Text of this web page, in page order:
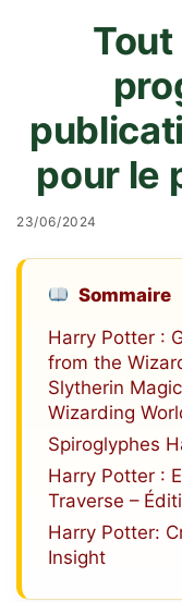
pour le
23/06/2024
Sommaire
Harry Potter :
from the
Slytherin
Wizarding
Spiroglyphes
Harry Potter :
Traverse –
Harry Potter:
Insight